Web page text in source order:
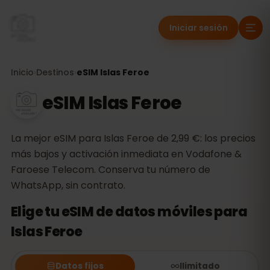
Iniciar sesión
Inicio Destinos eSIM Islas Feroe
eSIM Islas Feroe
La mejor eSIM para Islas Feroe de 2,99 €: los precios
más bajos y activación inmediata en Vodafone &
Faroese Telecom. Conserva tu número de
WhatsApp, sin contrato.
Elige tu eSIM de datos móviles para
Islas Feroe
Datos fijos Ilimitado